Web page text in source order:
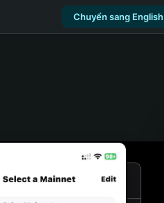
Chuyển sang English